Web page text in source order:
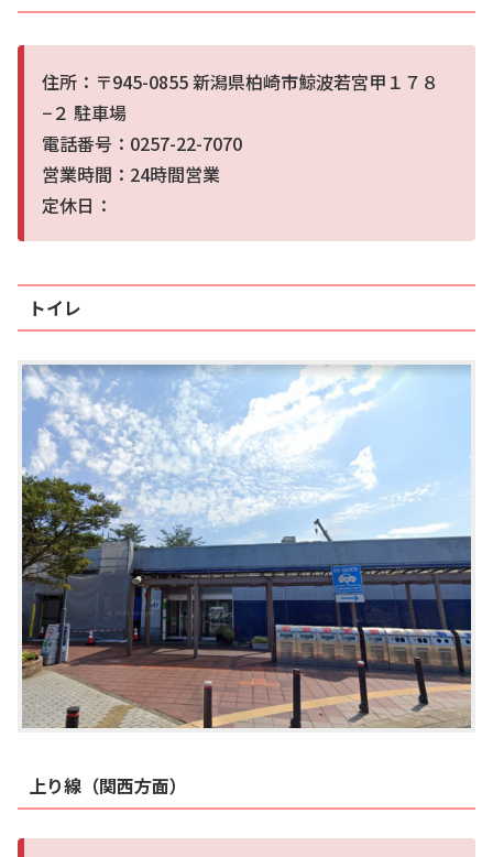
住所：〒945-0855 新潟県柏崎市鯨波若宮甲１７８
−２ 駐車場
電話番号：0257-22-7070
営業時間：24時間営業
定休日：
トイレ
上り線（関西方面）